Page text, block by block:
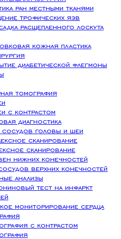
ран местными тканями
трофических язв
расщепленного лоскута
кожная пластика
диабетической флегмоны
томография
с контрастом
диагностика
сосудов головы и шеи
сканирование
сканирование
нижних конечностей
верхних конечностей
анализы
тест на инфаркт
мониторирование сердца
с контрастом